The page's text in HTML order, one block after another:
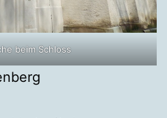
beim Schloss